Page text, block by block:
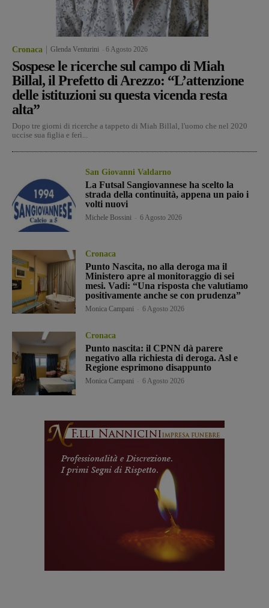
Cronaca Glenda Venturini 6 Agosto 2026
Sospese le ricerche sul campo di Miah
Billal, il Prefetto di Arezzo: “L’attenzione
delle istituzioni su questa vicenda resta
alta”
Dopo tre giorni di ricerche a tappeto di Miah Billal, l'uomo che nel 2020
uccise sua figlia e ferì...
San Giovanni Valdarno
La Futsal Sangiovannese ha scelto la
strada della continuità, appena un paio i
volti nuovi
Michele Bossini 6 Agosto 2026
Cronaca
Punto Nascita, no alla deroga ma il
Ministero apre al monitoraggio di sei
mesi. Vadi: “Una risposta che valutiamo
positivamente anche se con prudenza”
Monica Campani 6 Agosto 2026
Cronaca
Punto nascita: il CPNN dà parere
negativo alla richiesta di deroga. Asl e
Regione esprimono disappunto
Monica Campani 6 Agosto 2026